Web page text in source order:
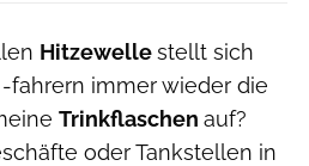
Hitzewellestellt sich
fahrern immer wieder die
Trinkflaschen auf?
oder Tankstellen in